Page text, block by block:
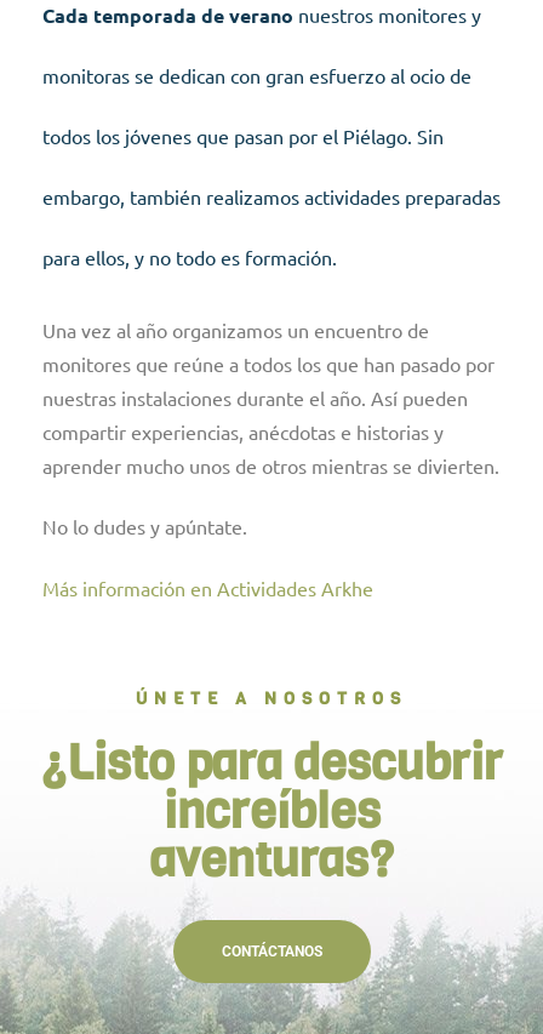
Cada temporada de verano nuestros monitores y
monitoras se dedican con gran esfuerzo al ocio de
todos los jóvenes que pasan por el Piélago. Sin
embargo, también realizamos actividades preparadas
para ellos, y no todo es formación.
Una vez al año organizamos un encuentro de
monitores que reúne a todos los que han pasado por
nuestras instalaciones durante el año. Así pueden
compartir experiencias, anécdotas e historias y
aprender mucho unos de otros mientras se divierten.
No lo dudes y apúntate.
Más información en Actividades Arkhe
ÚNETE A NOSOTROS
¿Listo para descubrir
increíbles
aventuras?
CONTÁCTANOS